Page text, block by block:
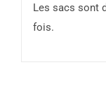
Les sacs sont
fois.